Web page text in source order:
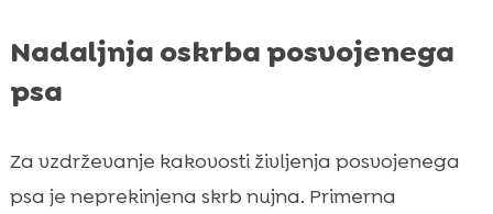
Nadaljnja oskrba posvojenega
psa
Za vzdrževanje kakovosti življenja posvojenega
psa je neprekinjena skrb nujna. Primerna